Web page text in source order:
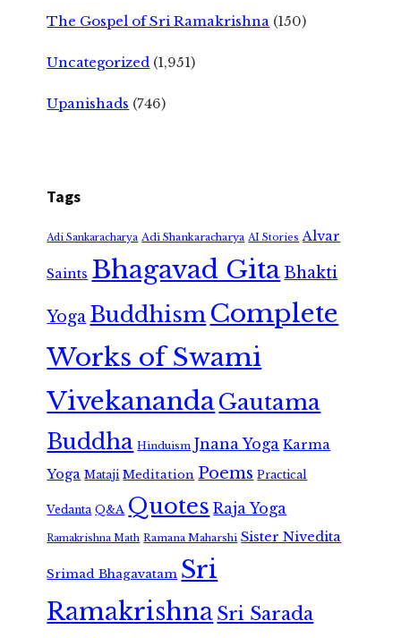
The Gospel of Sri Ramakrishna (150)
Uncategorized (1,951)
Upanishads (746)
Tags
Adi Sankaracharya Adi Shankaracharya AI Stories Alvar
Saints Bhagavad GitaBhakti
Yoga Buddhism Complete
Works of Swami
VivekanandaGautama
Buddha Hinduism Jnana Yoga Karma
Yoga Mataji Meditation Poems Practical
Vedanta Q&A Quotes Raja Yoga
Ramakrishna Math Ramana Maharshi Sister Nivedita
Srimad Bhagavatam Sri
RamakrishnaSri Sarada